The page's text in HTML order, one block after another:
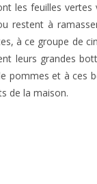
les feuilles
restent à
à ce groupe de
leurs grandes
et à ces
de la maison.